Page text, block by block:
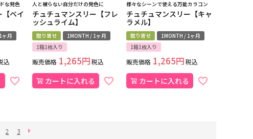
な発色
ベイ
ヶ月
込
人と被らない自分だけの発色に
チュチュマンスリー【フレ
ッシュライム】
取り寄せ
1MONTH / 1ヶ月
1箱1枚入り
販売価格 1,265 税込
カートに入れる
様々なシーンで使える万能カラコン
チュチュマンスリー【キャ
ラメル】
取り寄せ
1MONTH / 1ヶ月
1箱1枚入り
販売価格 1,265 税込
カートに入れる
2 3